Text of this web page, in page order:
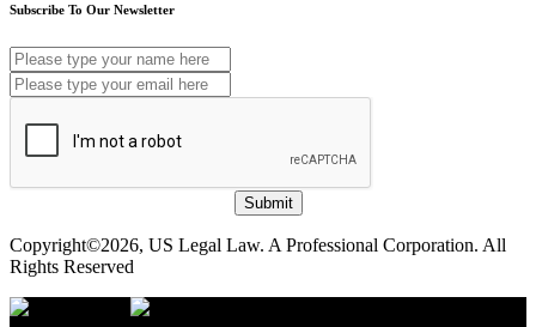
Subscribe To Our Newsletter
Submit
Copyright©2026, US Legal Law. A Professional Corporation. All
Rights Reserved